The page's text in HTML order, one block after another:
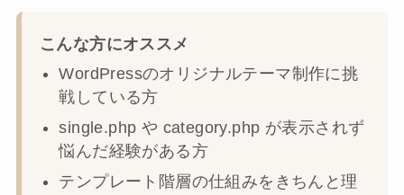
こんな方にオススメ
WordPressのオリジナルテーマ制作に挑
戦している方
single.php や category.php が表示されず
悩んだ経験がある方
テンプレート階層の仕組みをきちんと理